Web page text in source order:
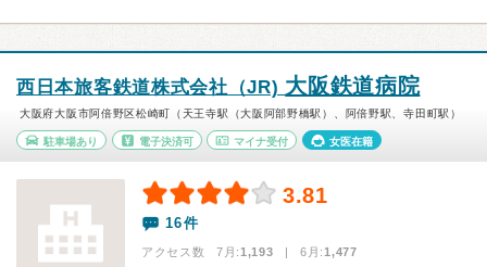
西日本旅客鉄道株式会社（JR) 大阪鉄道病院
大阪府大阪市阿倍野区松崎町（天王寺駅（大阪阿部野橋駅）、阿倍野駅、寺田町駅）
駐車場あり 電子決済可 マイナ受付 女医在籍
3.81
16件
アクセス数 7月:1,193 | 6月:1,477